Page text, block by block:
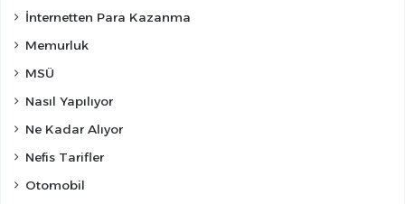
İnternetten Para Kazanma
Memurluk
MSÜ
Nasıl Yapılıyor
Ne Kadar Alıyor
Nefis Tarifler
Otomobil